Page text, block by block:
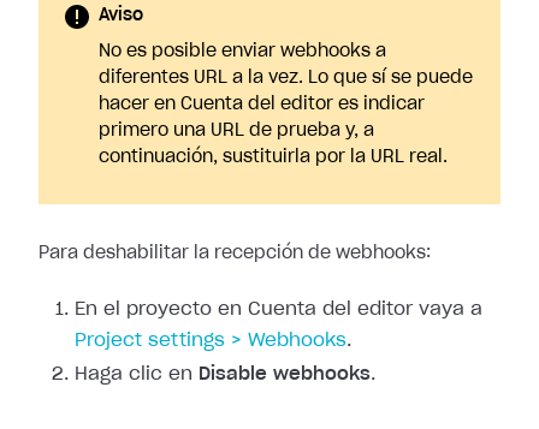
Aviso
No es posible enviar webhooks a
diferentes URL a la vez. Lo que sí se puede
hacer en Cuenta del editor es indicar
primero una URL de prueba y, a
continuación, sustituirla por la URL real.
Para deshabilitar la recepción de webhooks:
En el proyecto en Cuenta del editor vaya a
Project settings > Webhooks.
Haga clic en Disable webhooks.